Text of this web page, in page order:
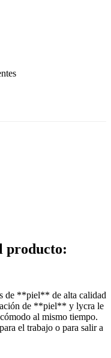
producto:
de **piel** de alta calidad
de **piel** y lycra le
al mismo tiempo.
el trabajo o para salir a